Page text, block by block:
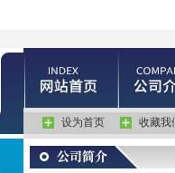
设为首页 收藏我